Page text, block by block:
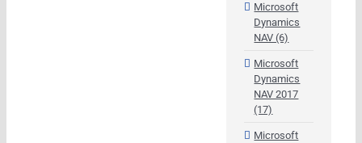
Microsoft
Dynamics
NAV (6)
Microsoft
Dynamics
NAV 2017
(17)
Microsoft